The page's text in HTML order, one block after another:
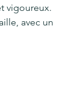
vigoureux.
avec un